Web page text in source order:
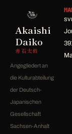
Akaishi
Daiko
赤石太鼓
Angegliedert an
die Kulturabteilung
der Deutsch-
Japanischen
Gesellschaft
Sachsen-Anhalt